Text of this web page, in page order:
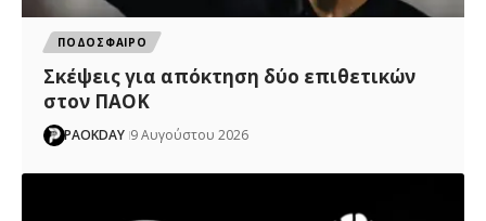
ΠΟΔΟΣΦΑΙΡΟ
Σκέψεις για απόκτηση δύο επιθετικών
στον ΠΑΟΚ
PAOKDAY 9 Αυγούστου 2026